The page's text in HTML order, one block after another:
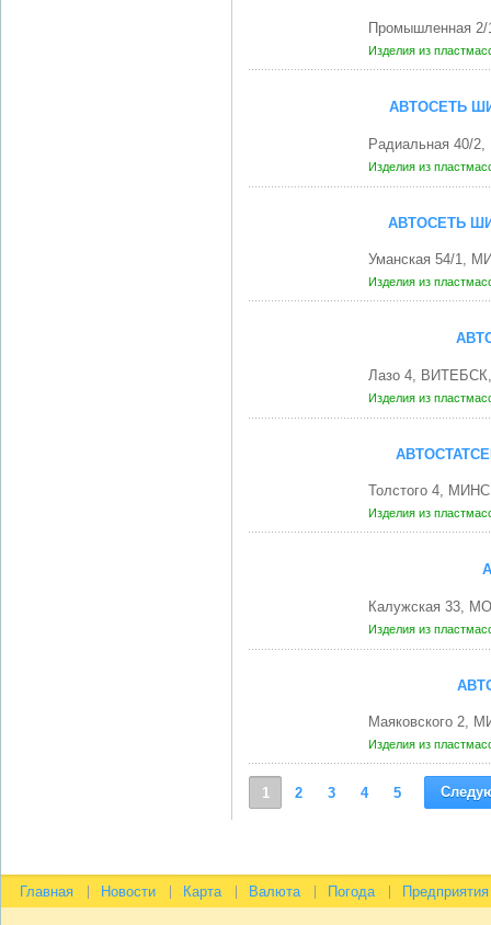
Промышленная
Изделия из
АВТОСЕТЬ
Радиальная 40/
Изделия из
АВТОСЕТЬ
Уманская 54/1,
Изделия из
Лазо 4,
Изделия из
Толстого 4,
Изделия из
Калужская 33,
Изделия из
Маяковского 2,
Изделия из
1 2 3 4 5
Главная Новости Карта Валюта Погода Предприятия